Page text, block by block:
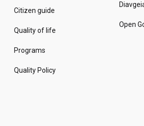
Citizen guide
Quality of life
Programs
Quality Policy
Open